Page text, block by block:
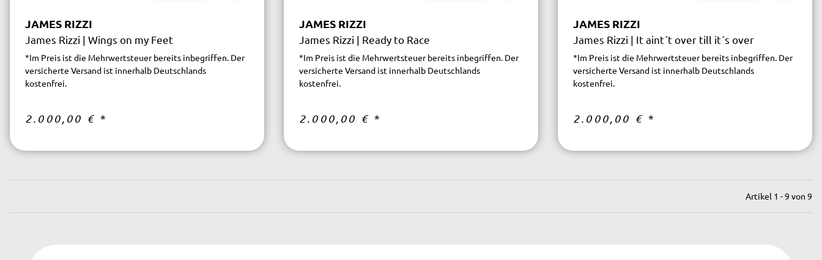
JAMES RIZZI
James Rizzi | Wings on my Feet
*Im Preis ist die Mehrwertsteuer bereits inbegriffen. Der
versicherte Versand ist innerhalb Deutschlands
kostenfrei.
2.000,00 € *
JAMES RIZZI
James Rizzi | Ready to Race
*Im Preis ist die Mehrwertsteuer bereits inbegriffen. Der
versicherte Versand ist innerhalb Deutschlands
kostenfrei.
2.000,00 € *
JAMES RIZZI
James Rizzi | It aint´t over till it´s over
*Im Preis ist die Mehrwertsteuer bereits inbegriffen. Der
versicherte Versand ist innerhalb Deutschlands
kostenfrei.
2.000,00 € *
Artikel 1 - 9 von 9